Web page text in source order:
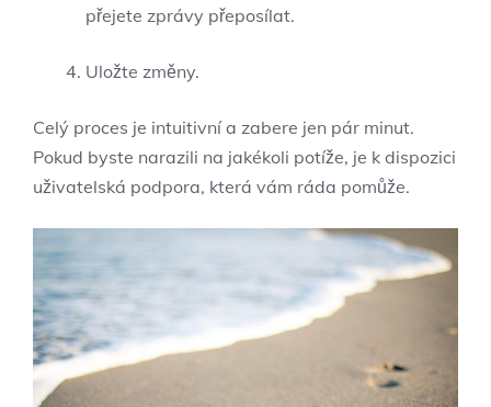
přejete zprávy přeposílat.
Uložte změny.
Celý proces je intuitivní a zabere jen pár minut.
Pokud byste narazili na jakékoli potíže, je k dispozici
uživatelská podpora, která vám ráda pomůže.